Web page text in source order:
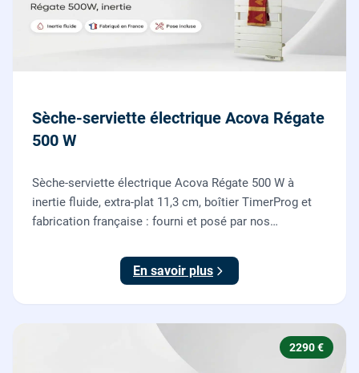
Sèche-serviette électrique Acova Régate
500 W
Sèche-serviette électrique Acova Régate 500 W à
inertie fluide, extra-plat 11,3 cm, boîtier TimerProg et
fabrication française : fourni et posé par nos
En savoir plus
2290 €